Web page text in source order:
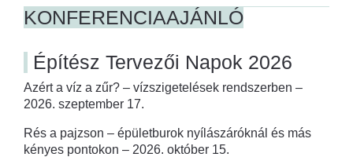
KONFERENCIAAJÁNLÓ
Építész Tervezői Napok 2026
Azért a víz a zűr? – vízszigetelések rendszerben –
2026. szeptember 17.
Rés a pajzson – épületburok nyílászáróknál és más
kényes pontokon – 2026. október 15.